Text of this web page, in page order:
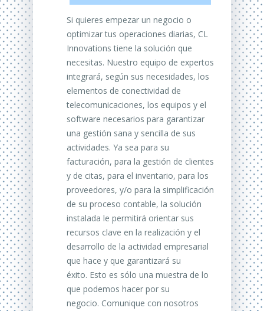
Si quieres empezar un negocio o
optimizar tus operaciones diarias, CL
Innovations tiene la solución que
necesitas. Nuestro equipo de expertos
integrará, según sus necesidades, los
elementos de conectividad de
telecomunicaciones, los equipos y el
software necesarios para garantizar
una gestión sana y sencilla de sus
actividades. Ya sea para su
facturación, para la gestión de clientes
y de citas, para el inventario, para los
proveedores, y/o para la simplificación
de su proceso contable, la solución
instalada le permitirá orientar sus
recursos clave en la realización y el
desarrollo de la actividad empresarial
que hace y que garantizará su
éxito. Esto es sólo una muestra de lo
que podemos hacer por su
negocio. Comunique con nosotros